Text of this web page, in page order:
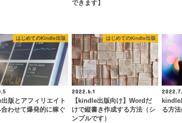
できます】
はじめてのKindle出版
版とアフィリエイト
わせて爆発的に稼ぐ
はじめてのKindle出版
2022.6.1
【kindle出版向け】Wordだ
けで縦書き作成する方法（シ
ンプルです）
kindle
る方